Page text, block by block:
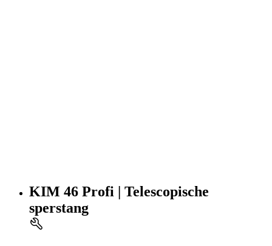
KIM 46 Profi | Telescopische
sperstang